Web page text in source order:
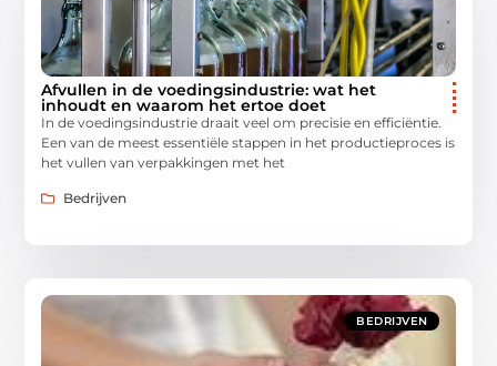
Afvullen in de voedingsindustrie: wat het
inhoudt en waarom het ertoe doet
In de voedingsindustrie draait veel om precisie en efficiëntie.
Een van de meest essentiële stappen in het productieproces is
het vullen van verpakkingen met het
Bedrijven
BEDRIJVEN